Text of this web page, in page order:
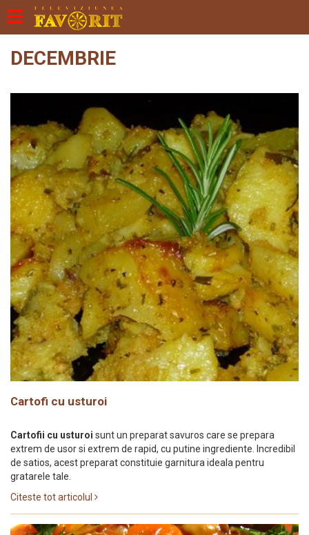
DECEMBRIE
Cartofi cu usturoi
Cartofii cu usturoi sunt un preparat savuros care se prepara
extrem de usor si extrem de rapid, cu putine ingrediente. Incredibil
de satios, acest preparat constituie garnitura ideala pentru
gratarele tale.
Citeste tot articolul